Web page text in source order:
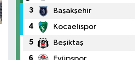
3 Başakşehir
4 Kocaelispor
5 Beşiktaş
6